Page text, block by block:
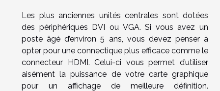
Les plus anciennes unités centrales sont dotées
des périphériques DVI ou VGA. Si vous avez un
poste âgé d’environ 5 ans, vous devez penser à
opter pour une connectique plus efficace comme le
connecteur HDMI. Celui-ci vous permet d’utiliser
aisément la puissance de votre carte graphique
pour un affichage de meilleure définition.